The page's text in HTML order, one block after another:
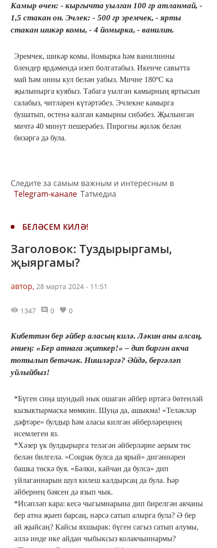
Камыр өчен: - кыргычта уылган 100 гр атланмай, -
1,5 стакан он. Эчлек: - 500 гр эремчек, - ярты
стакан шикәр комы, - 4 йомырка, - ванилин.
Эремчек, шикәр комы, йомырка һәм ванилинны
блендер ярдәмендә изеп болгатабыз. Икенче савытта
май һәм онны кул белән уабыз. Мичне 180ºС ка
җылынырга куябыз. Табага уылган камырның яртысын
салабыз, читләрен күтәртәбез. Эчлекне камырга
бушатып, өстенә калган камырны сибәбез. Җылынган
мичтә 40 минут пешерәбез. Пирогны җиләк белән
бизәргә дә була.
Следите за самым важным и интересным в
Telegram-канале Татмедиа
БЕЛӘСЕМ КИЛӘ!
Заголовок: Туздырыргамы,
җыяргамы?
автор, 28 марта 2024 - 11:51
1347 0 0
Кибеттән бер әйбер аласың килә. Ләкин аны алсаң,
әниең: «Бер атнага җиткер!» – дип биргән акча
тотылып бетәчәк. Нишләргә? Әйдә, бергәләп
уйлыйбыз!
*Бүген сиңа шундый нык ошаган әйбер иртәгә бөтенләй
кызыктырмаска мөмкин. Шуңа да, ашыкма! «Теләкләр
дәфтәре» булдыр һәм аласы килгән әйберләреңнең
исемлеген яз.
*Хәзер үк булдырырга теләгән әйберләрне аерым төс
белән билгелә. «Соңрак булса да ярый» дигәннәрен
башка төскә буя. «Бәлки, кайчан да булса» дип
уйлаганнарын шул килеш калдырсаң да була. Һәр
әйбернең бәясен дә язып чык.
*Исәпләп кара: кесә чыгымнарына дип бирелгән акчаны
бер атна җыеп барсаң, нәрсә сатып алырга була? Ә бер
ай җыйсаң? Кайсы яхшырак: бүген сагыз сатып алумы,
әллә инде ике айдан чыбыксыз колакчыннармы?